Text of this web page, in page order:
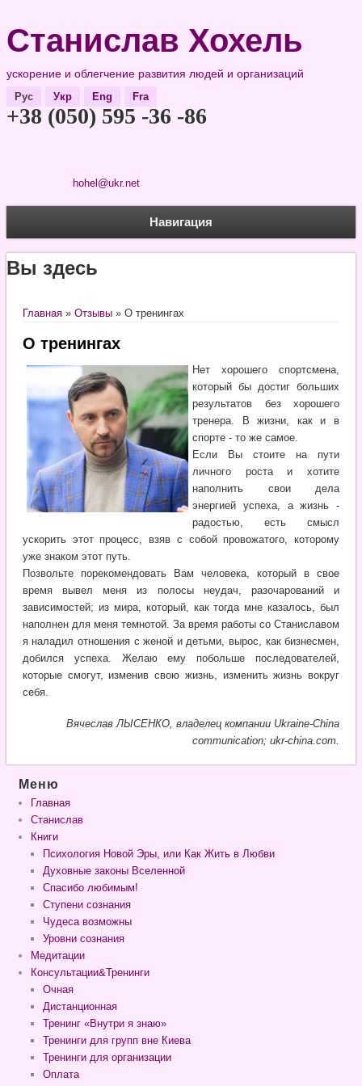
Станислав Хохель
ускорение и облегчение развития людей и организаций
Рус Укр Eng Fra
+38 (050) 595 -36 -86
hohel@ukr.net
Навигация
Вы здесь
Главная» Отзывы» О тренингах
О тренингах
Нет хорошего спортсмена,
который бы достиг больших
результатов без хорошего
тренера. В жизни, как и в
спорте - то же самое.
Если Вы стоите на пути
личного роста и хотите
наполнить свои дела
энергией успеха, а жизнь -
радостью, есть смысл
ускорить этот процесс, взяв с собой провожатого, которому
уже знаком этот путь.
Позвольте порекомендовать Вам человека, который в свое
время вывел меня из полосы неудач, разочарований и
зависимостей; из мира, который, как тогда мне казалось, был
наполнен для меня темнотой. За время работы со Станиславом
я наладил отношения с женой и детьми, вырос, как бизнесмен,
добился успеха. Желаю ему побольше последователей,
которые смогут, изменив свою жизнь, изменить жизнь вокруг
себя.
Вячеслав ЛЫСЕНКО, владелец компании Ukraine-China
communication; ukr-china.com.
Меню
Главная
Станислав
Книги
Психология Новой Эры, или Как Жить в Любви
Духовные законы Вселенной
Спасибо любимым!
Ступени сознания
Чудеса возможны
Уровни сознания
Медитации
Консультации&Тренинги
Очная
Дистанционная
Тренинг «Внутри я знаю»
Тренинги для групп вне Киева
Тренинги для организации
Оплата